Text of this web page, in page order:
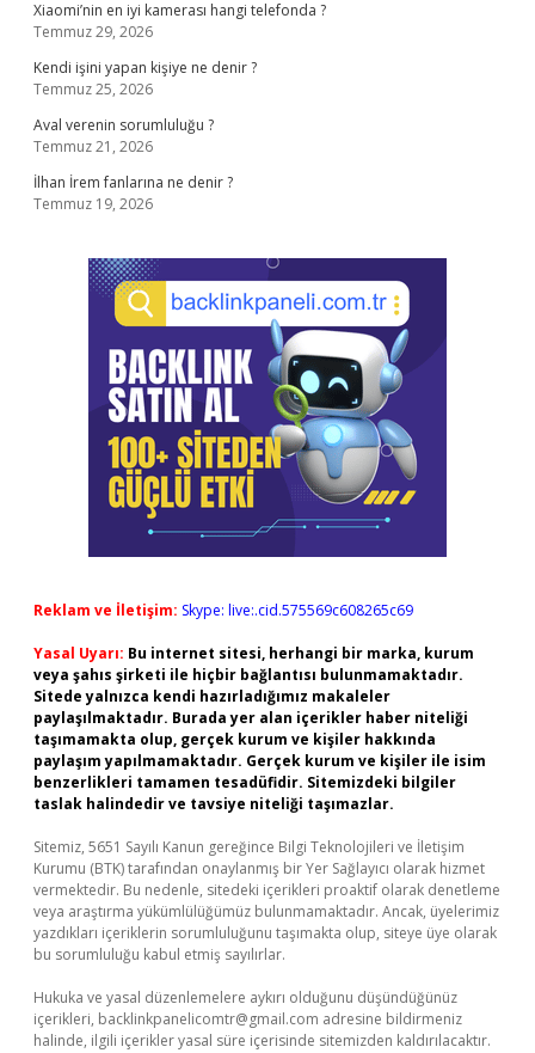
Xiaomi’nin en iyi kamerası hangi telefonda ?
Temmuz 29, 2026
Kendi işini yapan kişiye ne denir ?
Temmuz 25, 2026
Aval verenin sorumluluğu ?
Temmuz 21, 2026
İlhan İrem fanlarına ne denir ?
Temmuz 19, 2026
Reklam ve İletişim: Skype: live:.cid.575569c608265c69
Yasal Uyarı: Bu internet sitesi, herhangi bir marka, kurum
veya şahıs şirketi ile hiçbir bağlantısı bulunmamaktadır.
Sitede yalnızca kendi hazırladığımız makaleler
paylaşılmaktadır. Burada yer alan içerikler haber niteliği
taşımamakta olup, gerçek kurum ve kişiler hakkında
paylaşım yapılmamaktadır. Gerçek kurum ve kişiler ile isim
benzerlikleri tamamen tesadüfidir. Sitemizdeki bilgiler
taslak halindedir ve tavsiye niteliği taşımazlar.
Sitemiz, 5651 Sayılı Kanun gereğince Bilgi Teknolojileri ve İletişim
Kurumu (BTK) tarafından onaylanmış bir Yer Sağlayıcı olarak hizmet
vermektedir. Bu nedenle, sitedeki içerikleri proaktif olarak denetleme
veya araştırma yükümlülüğümüz bulunmamaktadır. Ancak, üyelerimiz
yazdıkları içeriklerin sorumluluğunu taşımakta olup, siteye üye olarak
bu sorumluluğu kabul etmiş sayılırlar.
Hukuka ve yasal düzenlemelere aykırı olduğunu düşündüğünüz
içerikleri, backlinkpanelicomtr@gmail.com adresine bildirmeniz
halinde, ilgili içerikler yasal süre içerisinde sitemizden kaldırılacaktır.